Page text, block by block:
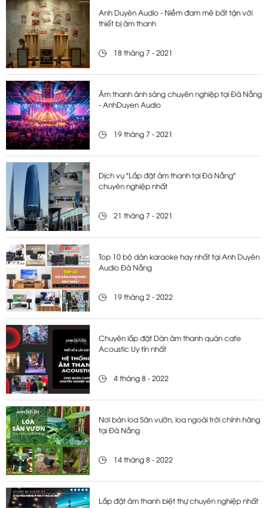
Anh Duyên Audio - Niềm đam mê bất tận với
thiết bị âm thanh
18 tháng 7 - 2021
Âm thanh ánh sáng chuyên nghiệp tại Đà Nẵng
- AnhDuyen Audio
19 tháng 7 - 2021
Dịch vụ "Lắp đặt âm thanh tại Đà Nẵng"
chuyên nghiệp nhất
21 tháng 7 - 2021
Top 10 bộ dàn karaoke hay nhất tại Anh Duyên
Audio Đà Nẵng
19 tháng 2 - 2022
Chuyên lắp đặt Dàn âm thanh quán cafe
Acoustic Uy tín nhất
4 tháng 8 - 2022
Nơi bán loa Sân vườn, loa ngoài trời chính hãng
tại Đà Nẵng
14 tháng 8 - 2022
Lắp đặt âm thanh biệt thự chuyên nghiệp nhất